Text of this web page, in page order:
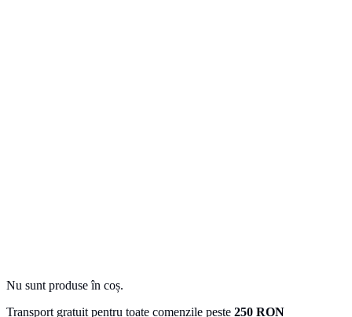
Nu sunt produse în coș.
Transport gratuit pentru toate comenzile peste 250 RON